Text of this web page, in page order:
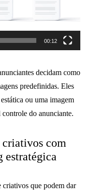
00:12
decidam como
predefinidas. Eles
ou uma imagem
do anunciante.
com
estratégica
criativos que podem dar